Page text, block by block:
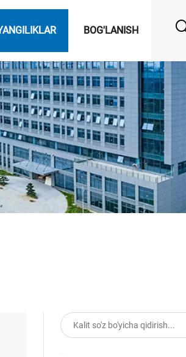
BOG'LANISH